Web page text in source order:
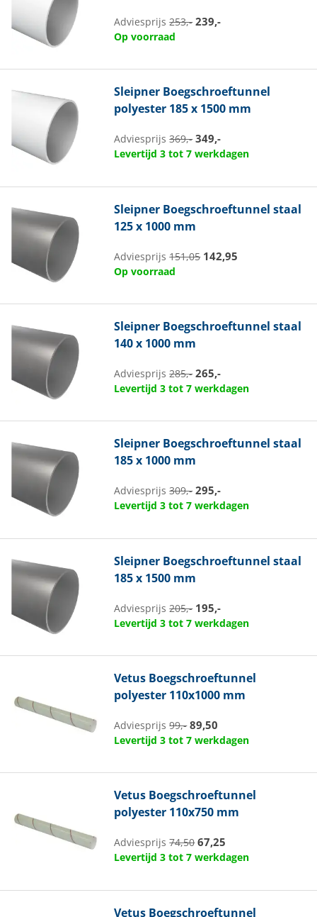
Adviesprijs253,- 239,-
Op voorraad
Sleipner Boegschroeftunnel
polyester 185 x 1500 mm
Adviesprijs369,- 349,-
Levertijd 3 tot 7 werkdagen
Sleipner Boegschroeftunnel staal
125 x 1000 mm
Adviesprijs151,05 142,95
Op voorraad
Sleipner Boegschroeftunnel staal
140 x 1000 mm
Adviesprijs285,- 265,-
Levertijd 3 tot 7 werkdagen
Sleipner Boegschroeftunnel staal
185 x 1000 mm
Adviesprijs309,- 295,-
Levertijd 3 tot 7 werkdagen
Sleipner Boegschroeftunnel staal
185 x 1500 mm
Adviesprijs205,- 195,-
Levertijd 3 tot 7 werkdagen
Vetus Boegschroeftunnel
polyester 110x1000 mm
Adviesprijs99,- 89,50
Levertijd 3 tot 7 werkdagen
Vetus Boegschroeftunnel
polyester 110x750 mm
Adviesprijs74,50 67,25
Levertijd 3 tot 7 werkdagen
Vetus Boegschroeftunnel